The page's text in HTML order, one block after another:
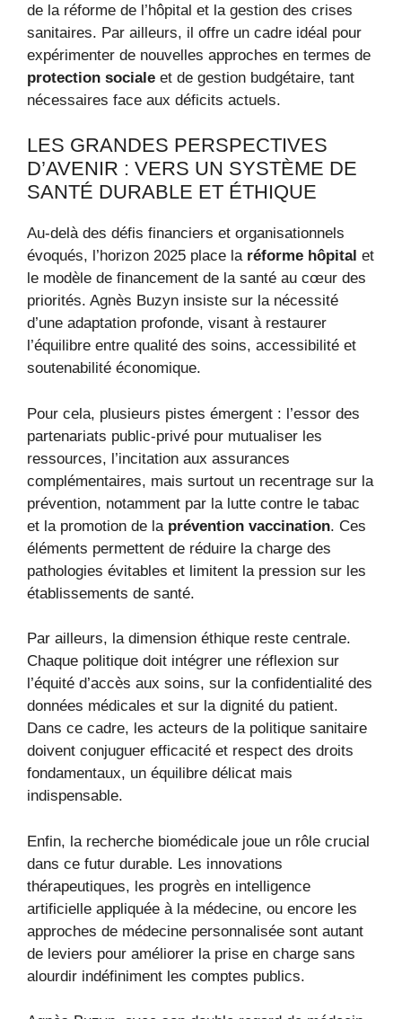
de la réforme de l’hôpital et la gestion des crises
sanitaires. Par ailleurs, il offre un cadre idéal pour
expérimenter de nouvelles approches en termes de
protection sociale et de gestion budgétaire, tant
nécessaires face aux déficits actuels.
LES GRANDES PERSPECTIVES
D’AVENIR : VERS UN SYSTÈME DE
SANTÉ DURABLE ET ÉTHIQUE
Au-delà des défis financiers et organisationnels
évoqués, l’horizon 2025 place la réforme hôpital et
le modèle de financement de la santé au cœur des
priorités. Agnès Buzyn insiste sur la nécessité
d’une adaptation profonde, visant à restaurer
l’équilibre entre qualité des soins, accessibilité et
soutenabilité économique.
Pour cela, plusieurs pistes émergent : l’essor des
partenariats public-privé pour mutualiser les
ressources, l’incitation aux assurances
complémentaires, mais surtout un recentrage sur la
prévention, notamment par la lutte contre le tabac
et la promotion de la prévention vaccination. Ces
éléments permettent de réduire la charge des
pathologies évitables et limitent la pression sur les
établissements de santé.
Par ailleurs, la dimension éthique reste centrale.
Chaque politique doit intégrer une réflexion sur
l’équité d’accès aux soins, sur la confidentialité des
données médicales et sur la dignité du patient.
Dans ce cadre, les acteurs de la politique sanitaire
doivent conjuguer efficacité et respect des droits
fondamentaux, un équilibre délicat mais
indispensable.
Enfin, la recherche biomédicale joue un rôle crucial
dans ce futur durable. Les innovations
thérapeutiques, les progrès en intelligence
artificielle appliquée à la médecine, ou encore les
approches de médecine personnalisée sont autant
de leviers pour améliorer la prise en charge sans
alourdir indéfiniment les comptes publics.